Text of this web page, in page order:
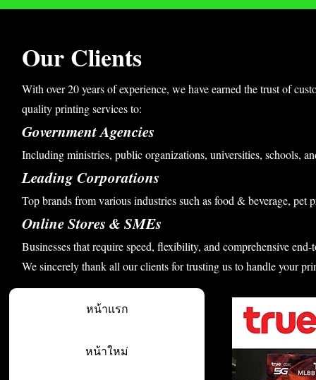
Our Clients
With over 20 years of experience, we have earned the trust of
quality printing services to:
Government Agencies
Including ministries, public organizations, universities, schools,
Leading Corporations
Top brands from various industries such as food & beverage, pet
Online Stores & SMEs
Businesses that require speed, flexibility, and comprehensive
We sincerely thank all our clients for trusting us to handle your
หน้าแรก
หน้าใหม่